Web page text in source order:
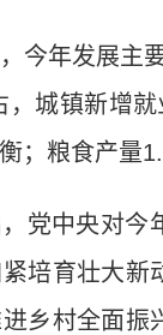
今年发展主
，城镇新增
；粮食产量
党中央对今
培育壮大
乡村全面